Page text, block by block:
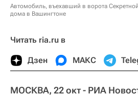
Автомобиль, въехавший в ворота
дома в Вашингтоне
Читать ria.ru в
Дзен МАКС
МОСКВА, 22 окт - РИА